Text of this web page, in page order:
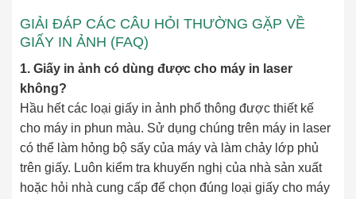
GIẢI ĐÁP CÁC CÂU HỎI THƯỜNG GẶP VỀ
GIẤY IN ẢNH (FAQ)
1. Giấy in ảnh có dùng được cho máy in laser
không?
Hầu hết các loại giấy in ảnh phổ thông được thiết kế
cho máy in phun màu. Sử dụng chúng trên máy in laser
có thể làm hỏng bộ sấy của máy và làm chảy lớp phủ
trên giấy. Luôn kiểm tra khuyến nghị của nhà sản xuất
hoặc hỏi nhà cung cấp để chọn đúng loại giấy cho máy